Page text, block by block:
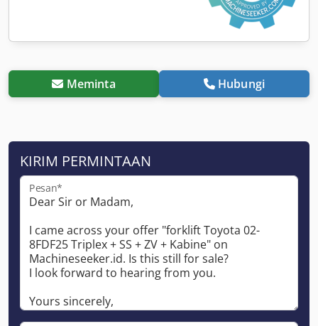
Meminta Hubungi
KIRIM PERMINTAAN
Pesan*